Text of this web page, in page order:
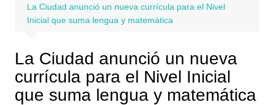
La Ciudad anunció un nueva currícula para el Nivel
Inicial que suma lengua y matemática
La Ciudad anunció un nueva
currícula para el Nivel Inicial
que suma lengua y matemática